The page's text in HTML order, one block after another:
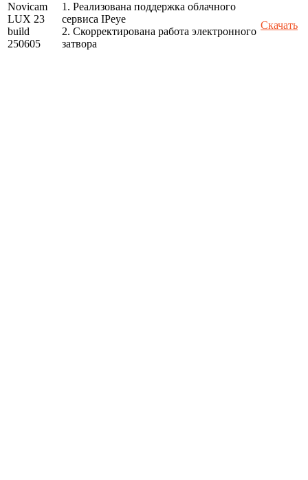
Novicam
LUX 23
build
250605
1. Реализована поддержка облачного
сервиса IPeye
2. Скорректирована работа электронного
затвора
Скачать